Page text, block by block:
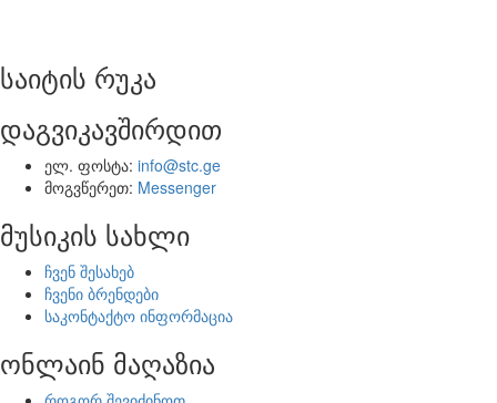
საიტის რუკა
დაგვიკავშირდით
ელ. ფოსტა: info@stc.ge
მოგვწერეთ: Messenger
მუსიკის სახლი
ჩვენ შესახებ
ჩვენი ბრენდები
საკონტაქტო ინფორმაცია
ონლაინ მაღაზია